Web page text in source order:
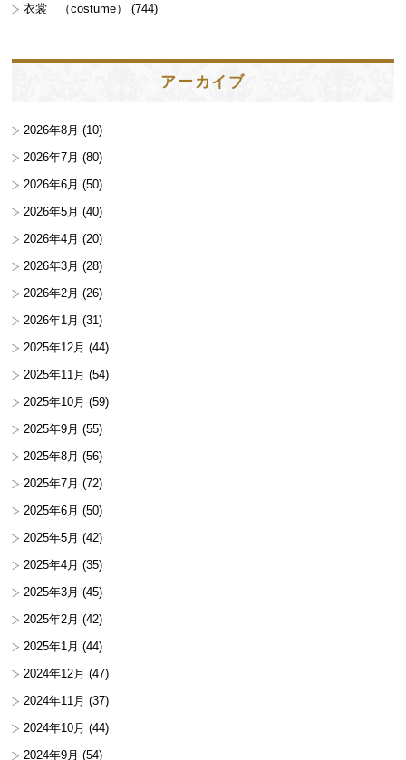
衣裳 （costume）
(744)
アーカイブ
2026年8月 (10)
2026年7月 (80)
2026年6月 (50)
2026年5月 (40)
2026年4月 (20)
2026年3月 (28)
2026年2月 (26)
2026年1月 (31)
2025年12月 (44)
2025年11月 (54)
2025年10月 (59)
2025年9月 (55)
2025年8月 (56)
2025年7月 (72)
2025年6月 (50)
2025年5月 (42)
2025年4月 (35)
2025年3月 (45)
2025年2月 (42)
2025年1月 (44)
2024年12月 (47)
2024年11月 (37)
2024年10月 (44)
2024年9月 (54)